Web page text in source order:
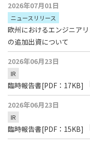
2026年07月01日
ニュースリリース
欧州におけるエンジニア
の追加出資について
2026年06月23日
IR
臨時報告書[PDF：17KB]
2026年06月23日
IR
臨時報告書[PDF：15KB]